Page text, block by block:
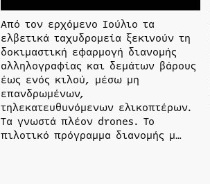
Από τον ερχόμενο Ιούλιο τα
ελβετικά ταχυδρομεία ξεκινούν τη
δοκιμαστική εφαρμογή διανομής
αλληλογραφίας και δεμάτων βάρους
έως ενός κιλού, μέσω μη
επανδρωμένων,
τηλεκατευθυνόμενων ελικοπτέρων.
Τα γνωστά πλέον drones. Το
πιλοτικό πρόγραμμα διανομής μ…